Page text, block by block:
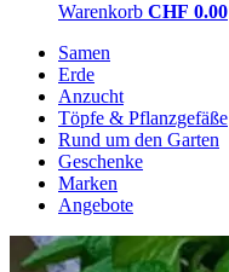
Warenkorb CHF 0.00
Samen
Erde
Anzucht
Töpfe & Pflanzgefäße
Rund um den Garten
Geschenke
Marken
Angebote